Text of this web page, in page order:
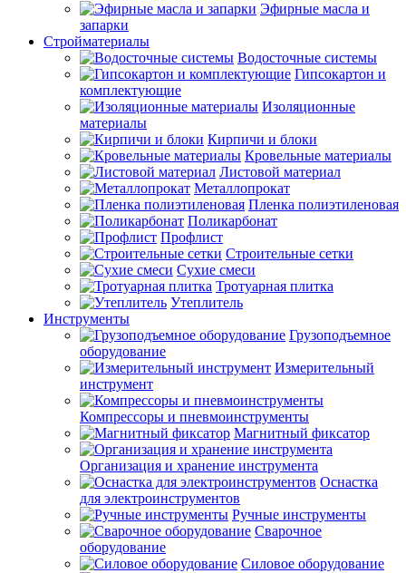
Эфирные масла и
запарки
Стройматериалы
Водосточные системы
Гипсокартон и
комплектующие
Изоляционные
материалы
Кирпичи и блоки
Кровельные материалы
Листовой материал
Металлопрокат
Пленка полиэтиленовая
Поликарбонат
Профлист
Строительные сетки
Сухие смеси
Тротуарная плитка
Утеплитель
Инструменты
Грузоподъемное
оборудование
Измерительный
инструмент
Компрессоры и пневмоинструменты
Магнитный фиксатор
Организация и хранение инструмента
Оснастка
для электроинструментов
Ручные инструменты
Сварочное
оборудование
Силовое оборудование